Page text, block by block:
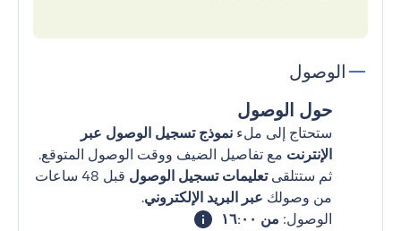
الوصول
حول الوصول
ستحتاج إلى ملء نموذج تسجيل الوصول عبر
الإنترنت مع تفاصيل الضيف ووقت الوصول المتوقع.
ثم ستتلقىتعليمات تسجيل الوصول
قبل 48 ساعات
من وصولك عبر البريد الإلكتروني.
الوصول: من ١٦:٠٠